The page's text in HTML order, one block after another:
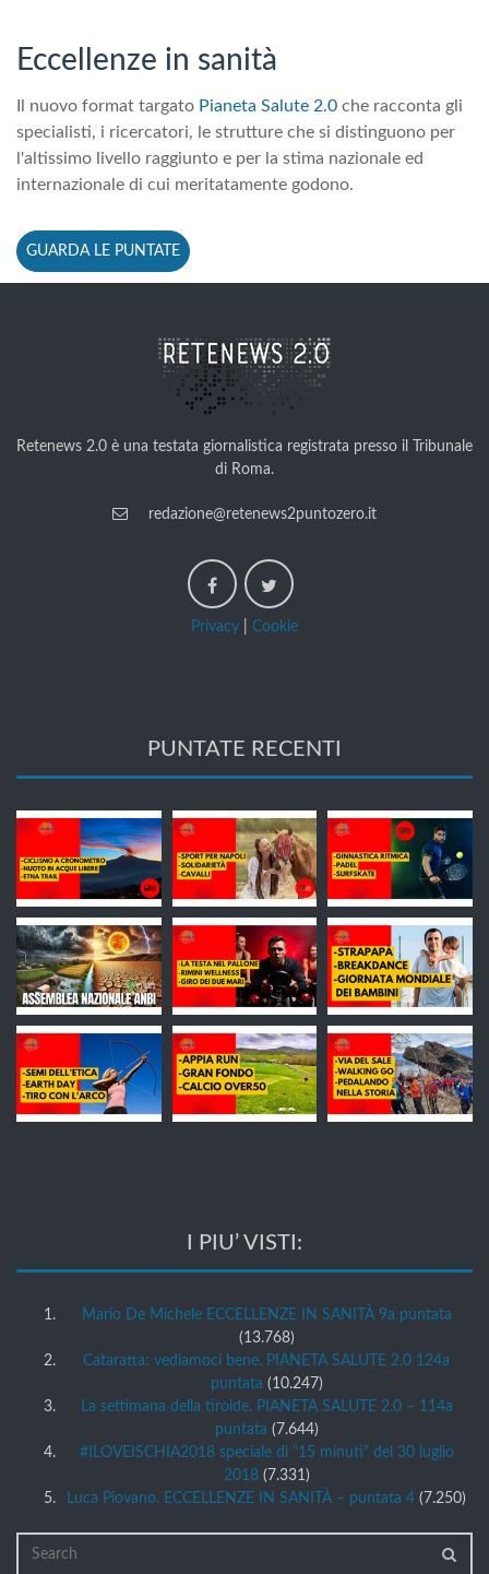
Eccellenze in sanità
Il nuovo format targato Pianeta Salute 2.0 che racconta gli
specialisti, i ricercatori, le strutture che si distinguono per
l'altissimo livello raggiunto e per la stima nazionale ed
internazionale di cui meritatamente godono.
GUARDA LE PUNTATE
Retenews 2.0 è una testata giornalistica registrata presso il Tribunale
di Roma.
redazione@retenews2puntozero.it
Privacy Cookie
PUNTATE RECENTI
I PIU’ VISTI:
Mario De Michele ECCELLENZE IN SANITÀ 9a puntata
(13.768)
Cataratta: vediamoci bene. PIANETA SALUTE 2.0 124a
puntata (10.247)
La settimana della tiroide. PIANETA SALUTE 2.0 – 114a
puntata (7.644)
#ILOVEISCHIA2018 speciale di “15 minuti” del 30 luglio
2018 (7.331)
Luca Piovano. ECCELLENZE IN SANITÀ – puntata 4 (7.250)